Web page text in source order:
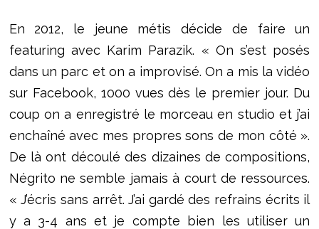
En 2012, le jeune métis décide de faire un
featuring avec Karim Parazik. « On s’est posés
dans un parc et on a improvisé. On a mis la vidéo
sur Facebook, 1000 vues dès le premier jour. Du
coup on a enregistré le morceau en studio et j’ai
enchaîné avec mes propres sons de mon côté ».
De là ont découlé des dizaines de compositions,
Négrito ne semble jamais à court de ressources.
« J’écris sans arrêt. J’ai gardé des refrains écrits il
y a 3-4 ans et je compte bien les utiliser un